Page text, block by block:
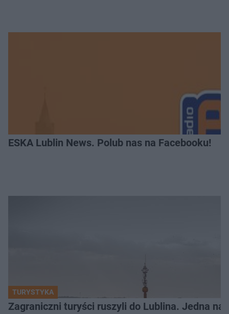
ESKA Lublin News. Polub nas na Facebooku!
TURYSTYKA
Zagraniczni turyści ruszyli do Lublina. Jedna